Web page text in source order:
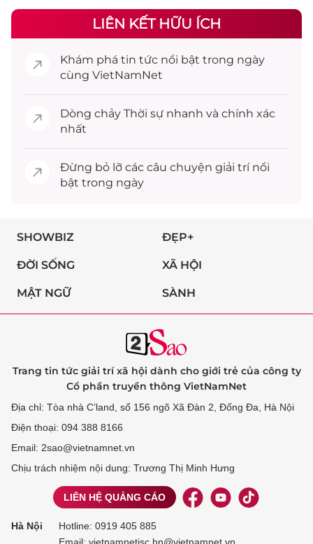
LIÊN KẾT HỮU ÍCH
Khám phá tin tức nổi bật trong ngày
cùng VietNamNet
Dòng chảy Thời sự nhanh và chính xác
nhất
Đừng bỏ lỡ các câu chuyện giải trínổi
bật trong ngày
SHOWBIZ ĐẸP+
ĐỜI SỐNG XÃ HỘI
MẬT NGỮ SÀNH
Trang tin tức giải trí xã hội dành cho giới trẻ của công ty
Cổ phần truyền thông VietNamNet
Địa chỉ: Tòa nhà C’land, số 156 ngõ Xã Đàn 2, Đống Đa, Hà Nội
Điện thoại: 094 388 8166
Email: 2sao@vietnamnet.vn
Chịu trách nhiệm nội dung: Trương Thị Minh Hưng
LIÊN HỆ QUẢNG CÁO
Hà Nội Hotline: 0919 405 885
Email: vietnamnetjsc.hn@vietnamnet.vn